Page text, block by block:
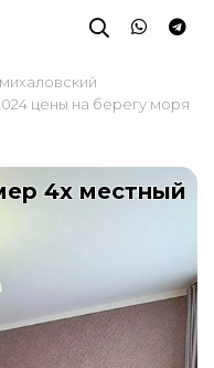
цены на берегу моря
4х местный